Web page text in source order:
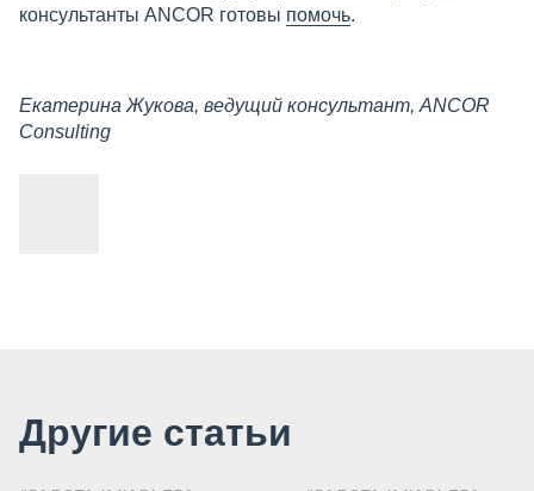
консультанты ANCOR готовы помочь.
Екатерина Жукова, ведущий консультант, ANCOR
Consulting
Другие статьи